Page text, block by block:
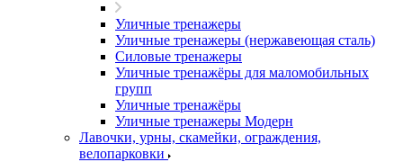
Уличные тренажеры
Уличные тренажеры (нержавеющая сталь)
Силовые тренажеры
Уличные тренажёры для маломобильных
групп
Уличные тренажёры
Уличные тренажеры Модерн
Лавочки, урны, скамейки, ограждения,
велопарковки